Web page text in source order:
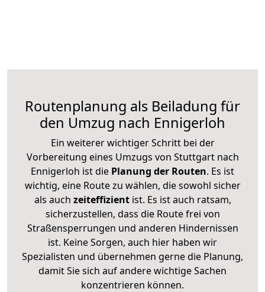
Routenplanung als Beiladung für
den Umzug nach Ennigerloh
Ein weiterer wichtiger Schritt bei der
Vorbereitung eines Umzugs von Stuttgart nach
Ennigerloh ist die Planung der Routen. Es ist
wichtig, eine Route zu wählen, die sowohl sicher
als auch zeiteffizientist. Es ist auch ratsam,
sicherzustellen, dass die Route frei von
Straßensperrungen und anderen Hindernissen
ist. Keine Sorgen, auch hier haben wir
Spezialisten und übernehmen gerne die Planung,
damit Sie sich auf andere wichtige Sachen
konzentrieren können.